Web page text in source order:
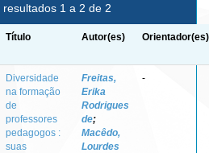
resultados 1 a 2 de 2
Título Autor(es) Orientador(es)
Diversidade
na formação
de
professores
pedagogos :
suas
Freitas,
Erika
Rodrigues
de;
Macêdo,
Lourdes
-